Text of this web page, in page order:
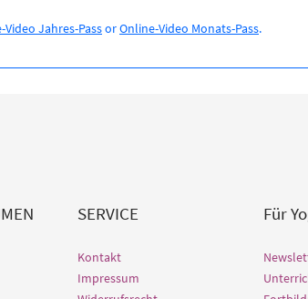
Video Jahres-PassorOnline-Video Monats-Pass.
SERVICE
Kontakt
Impressum
Für